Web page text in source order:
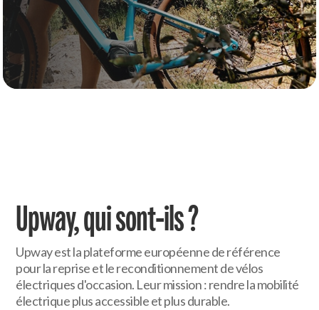
Upway, qui sont-ils ?
Upway est la plateforme européenne de référence
pour la reprise et le reconditionnement de vélos
électriques d'occasion. Leur mission : rendre la mobilité
électrique plus accessible et plus durable.